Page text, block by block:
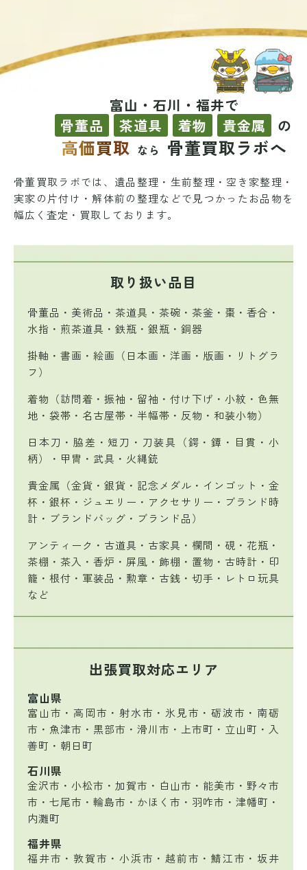
富山・石川・福井で
骨董品
茶道具 着物 貴金属 の
高価買取 なら 骨董買取ラボへ
骨董買取ラボでは、遺品整理・生前整理・空き家整理・
実家の片付け・解体前の整理などで 見つかったお品物を
幅広く査定・買取しております。
取り扱い品目
骨董品・美術品・茶道具・茶碗・茶釜・棗・香合・
水指・煎茶道具・鉄瓶・銀瓶・銅器
掛軸・書画・絵画（日本画・洋画・版画・リトグラ
フ）
着物（訪問着・振袖・留袖・付け下げ・小紋・色無
地・袋帯・名古屋帯・半幅帯・反物・和装小物）
日本刀・脇差・短刀・刀装具（鍔・鐔・目貫・小
柄）・甲冑・武具・火縄銃
貴金属（金貨・銀貨・記念メダル・インゴット・金
杯・銀杯・ジュエリー・アクセサリー・ブランド時
計・ブランドバッグ・ブランド品）
アンティーク・古道具・古家具・欄間・硯・花瓶・
茶棚・茶入・香炉・屏風・飾棚・置物・古時計・印
籠・根付・軍装品・勲章・古銭・切手・レトロ玩具
など
出張買取対応エリア
富山県
富山市・高岡市・射水市・氷見市・砺波市・南砺
市・魚津市・黒部市・滑川市・上市町・立山町・入
善町・朝日町
石川県
金沢市・小松市・加賀市・白山市・能美市・野々市
市・七尾市・輪島市・かほく市・羽咋市・津幡町・
内灘町
福井県
福井市・敦賀市・小浜市・越前市・鯖江市・坂井